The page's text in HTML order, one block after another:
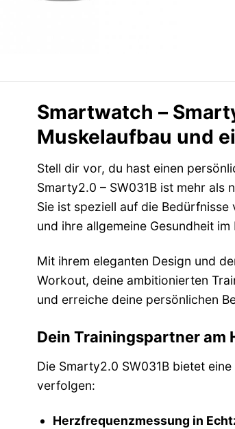
Smartwatch –
Muskelaufbau und
Stell dir vor, du hast einen
Smarty2.0 – SW031B ist mehr als
Sie ist speziell auf die
und ihre allgemeine Gesundheit
Mit ihrem eleganten Design und
Workout, deine ambitionierten
und erreiche deine persönlichen
Dein Trainingspartner am
Die Smarty2.0 SW031B bietet
verfolgen:
Herzfrequenzmessung in